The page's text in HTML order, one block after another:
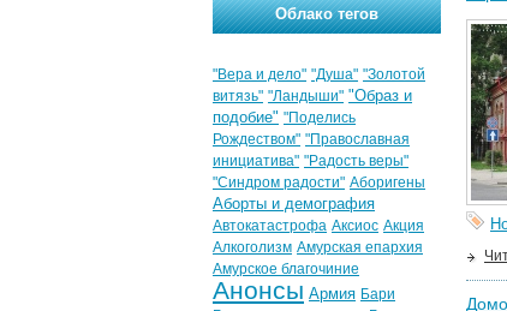
Облако тегов
"Вера и дело" "Душа" "Золотой
витязь" "Ландыши" "Образ и
подобие" "Поделись
Рождеством" "Православная
инициатива" "Радость веры"
"Синдром радости" Аборигены
Аборты и демография
Автокатастрофа Аксиос Акция
Алкоголизм Амурская епархия
Амурское благочиние
Анонсы Армия Бари